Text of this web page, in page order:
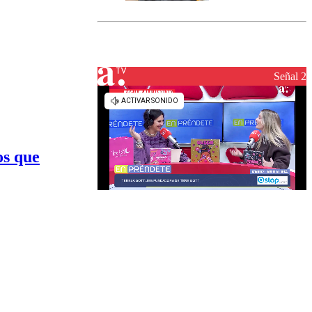
que
el fin de la
reconstrucciónSeñal 2